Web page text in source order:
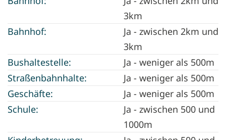
3km
Bahnhof:
Ja - zwischen 2km und
3km
Bushaltestelle:
Ja - weniger als 500m
Straßenbahnhalte:
Ja - weniger als 500m
Geschäfte:
Ja - weniger als 500m
Schule:
Ja - zwischen 500 und
1000m